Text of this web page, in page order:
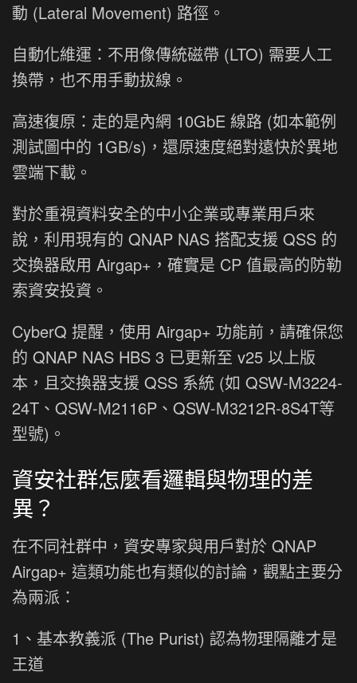
動 (Lateral Movement) 路徑。
自動化維運：不用像傳統磁帶 (LTO) 需要人工
換帶，也不用手動拔線。
高速復原：走的是內網 10GbE 線路 (如本範例
測試圖中的 1GB/s)，還原速度絕對遠快於異地
雲端下載。
對於重視資料安全的中小企業或專業用戶來
說，利用現有的 QNAP NAS 搭配支援 QSS 的
交換器啟用 Airgap+，確實是 CP 值最高的防勒
索資安投資。
CyberQ 提醒，使用 Airgap+ 功能前，請確保您
的 QNAP NAS HBS 3 已更新至 v25 以上版
本，且交換器支援 QSS 系統 (如 QSW-M3224-
24T、QSW-M2116P、QSW-M3212R-8S4T等
型號)。
資安社群怎麼看邏輯與物理的差
異？
在不同社群中，資安專家與用戶對於 QNAP
Airgap+ 這類功能也有類似的討論，觀點主要分
為兩派：
1、基本教義派 (The Purist) 認為物理隔離才是
王道